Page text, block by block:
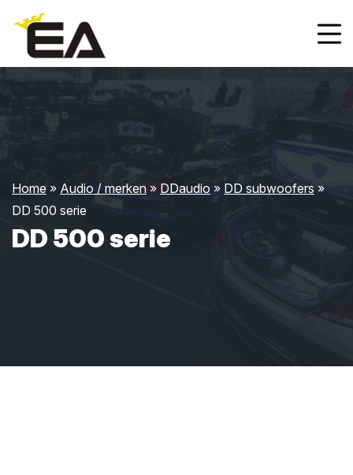
Home » Audio / merken » DDaudio » DD subwoofers»
DD 500 serie
DD 500 serie